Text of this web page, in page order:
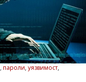
, пароли, уязвимост,